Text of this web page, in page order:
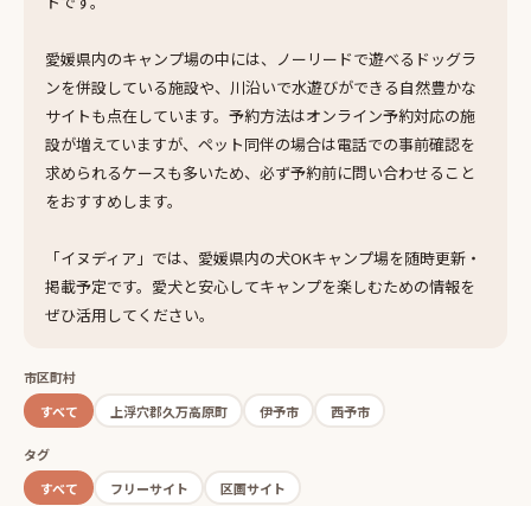
愛媛県内のキャンプ場の中には、ノーリードで遊べるドッグラ
ンを併設している施設や、川沿いで水遊びができる自然豊かな
サイトも点在しています。予約方法はオンライン予約対応の施
設が増えていますが、ペット同伴の場合は電話での事前確認を
求められるケースも多いため、必ず予約前に問い合わせること
をおすすめします。
「イヌディア」では、愛媛県内の犬OKキャンプ場を随時更新・
掲載予定です。愛犬と安心してキャンプを楽しむための情報を
ぜひ活用してください。
市区町村
すべて
上浮穴郡久万高原町 伊予市 西予市
タグ
すべて
フリーサイト 区画サイト